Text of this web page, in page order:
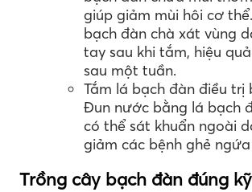
giúp giảm mùi hôi cơ
bạch đàn chà xát vùng
tay sau khi tắm, hiệu
sau một tuần.
Tắm lá bạch đàn điều trị
Đun nước bằng lá bạch
có thể sát khuẩn ngoài
giảm các bệnh ghẻ
Trồng cây bạch đàn đúng